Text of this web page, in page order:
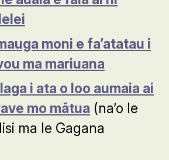
moni e fa’atatau i
ma mariuana
i ata o loo aumaia ai
mo mātua (na’o le
ma le Gagana